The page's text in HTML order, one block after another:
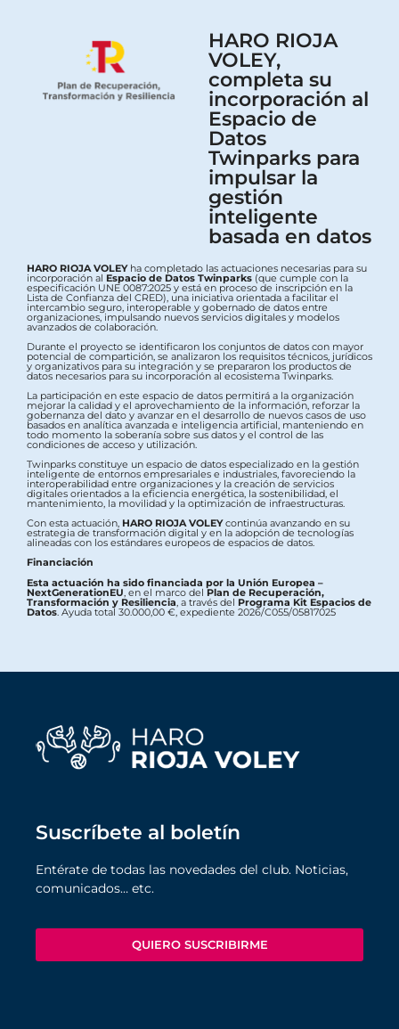
HARO RIOJA
VOLEY,
completa su
incorporación al
Espacio de
Datos
Twinparks para
impulsar la
gestión
inteligente
basada en datos
HARO RIOJA VOLEYha completado las actuaciones necesarias para su
incorporación al Espacio de Datos Twinparks (que cumple con la
especificación UNE 0087:2025 y está en proceso de inscripción en la
Lista de Confianza del CRED), una iniciativa orientada a facilitar el
intercambio seguro, interoperable y gobernado de datos entre
organizaciones, impulsando nuevos servicios digitales y modelos
avanzados de colaboración.
Durante el proyecto se identificaron los conjuntos de datos con mayor
potencial de compartición, se analizaron los requisitos técnicos, jurídicos
y organizativos para su integración y se prepararon los productos de
datos necesarios para su incorporación al ecosistema Twinparks.
La participación en este espacio de datos permitirá a la organización
mejorar la calidad y el aprovechamiento de la información, reforzar la
gobernanza del dato y avanzar en el desarrollo de nuevos casos de uso
basados en analítica avanzada e inteligencia artificial, manteniendo en
todo momento la soberanía sobre sus datos y el control de las
condiciones de acceso y utilización.
Twinparks constituye un espacio de datos especializado en la gestión
inteligente de entornos empresariales e industriales, favoreciendo la
interoperabilidad entre organizaciones y la creación de servicios
digitales orientados a la eficiencia energética, la sostenibilidad, el
mantenimiento, la movilidad y la optimización de infraestructuras.
Con esta actuación, HARO RIOJA VOLEYcontinúa avanzando en su
estrategia de transformación digital y en la adopción de tecnologías
alineadas con los estándares europeos de espacios de datos.
Financiación
Esta actuación ha sido financiada por la Unión Europea –
NextGenerationEU , en el marco delPlan de Recuperación,
Transformación y Resiliencia , a través del Programa Kit Espacios de
Datos . Ayuda total 30.000,00 €, expediente 2026/C055/05817025
Suscríbete al boletín
Entérate de todas las novedades del club. Noticias,
comunicados… etc.
QUIERO SUSCRIBIRME